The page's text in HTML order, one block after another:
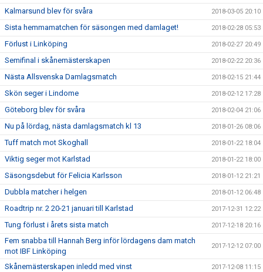
Kalmarsund blev för svåra 2018-03-05 20:10
Sista hemmamatchen för säsongen med damlaget! 2018-02-28 05:53
Förlust i Linköping 2018-02-27 20:49
Semifinal i skånemästerskapen 2018-02-22 20:36
Nästa Allsvenska Damlagsmatch 2018-02-15 21:44
Skön seger i Lindome 2018-02-12 17:28
Göteborg blev för svåra 2018-02-04 21:06
Nu på lördag, nästa damlagsmatch kl 13 2018-01-26 08:06
Tuff match mot Skoghall 2018-01-22 18:04
Viktig seger mot Karlstad 2018-01-22 18:00
Säsongsdebut för Felicia Karlsson 2018-01-12 21:21
Dubbla matcher i helgen 2018-01-12 06:48
Roadtrip nr. 2 20-21 januari till Karlstad 2017-12-31 12:22
Tung förlust i årets sista match 2017-12-18 20:16
Fem snabba till Hannah Berg inför lördagens dam match
mot IBF Linköping
2017-12-12 07:00
Skånemästerskapen inledd med vinst 2017-12-08 11:15